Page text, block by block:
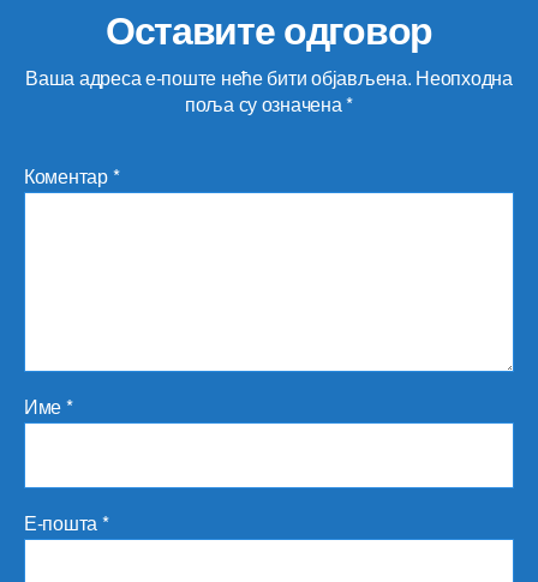
Оставите одговор
Ваша адреса е-поште неће бити објављена. Неопходна
поља су означена*
Коментар*
Име*
Е-пошта*